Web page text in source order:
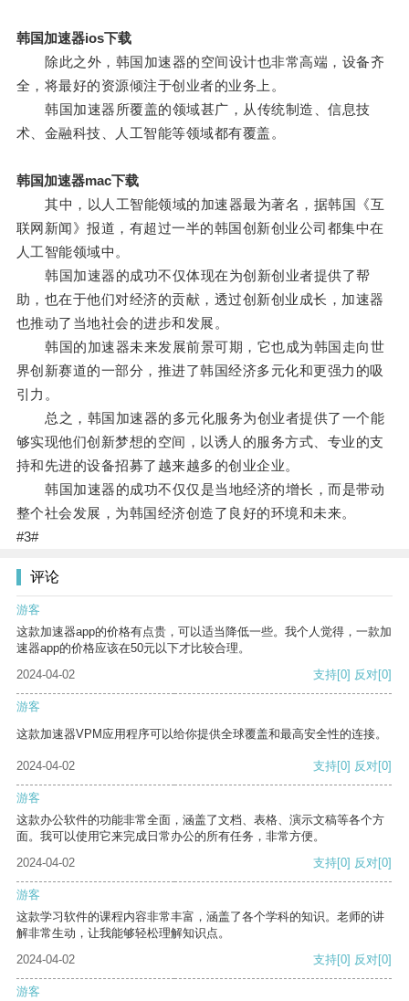
韩国加速器ios下载
除此之外，韩国加速器的空间设计也非常高端，设备齐
全，将最好的资源倾注于创业者的业务上。
韩国加速器所覆盖的领域甚广，从传统制造、信息技
术、金融科技、人工智能等领域都有覆盖。
韩国加速器mac下载
其中，以人工智能领域的加速器最为著名，据韩国《互
联网新闻》报道，有超过一半的韩国创新创业公司都集中在
人工智能领域中。
韩国加速器的成功不仅体现在为创新创业者提供了帮
助，也在于他们对经济的贡献，透过创新创业成长，加速器
也推动了当地社会的进步和发展。
韩国的加速器未来发展前景可期，它也成为韩国走向世
界创新赛道的一部分，推进了韩国经济多元化和更强力的吸
引力。
总之，韩国加速器的多元化服务为创业者提供了一个能
够实现他们创新梦想的空间，以诱人的服务方式、专业的支
持和先进的设备招募了越来越多的创业企业。
韩国加速器的成功不仅仅是当地经济的增长，而是带动
整个社会发展，为韩国经济创造了良好的环境和未来。
#3#
评论
游客
这款加速器app的价格有点贵，可以适当降低一些。我个人觉得，一款加
速器app的价格应该在50元以下才比较合理。
2024-04-02
支持[0] 反对[0]
游客
这款加速器VPM应用程序可以给你提供全球覆盖和最高安全性的连接。
2024-04-02 支持[0] 反对[0]
游客
这款办公软件的功能非常全面，涵盖了文档、表格、演示文稿等各个方
面。我可以使用它来完成日常办公的所有任务，非常方便。
2024-04-02
支持[0] 反对[0]
游客
这款学习软件的课程内容非常丰富，涵盖了各个学科的知识。老师的讲
解非常生动，让我能够轻松理解知识点。
2024-04-02
支持[0] 反对[0]
游客